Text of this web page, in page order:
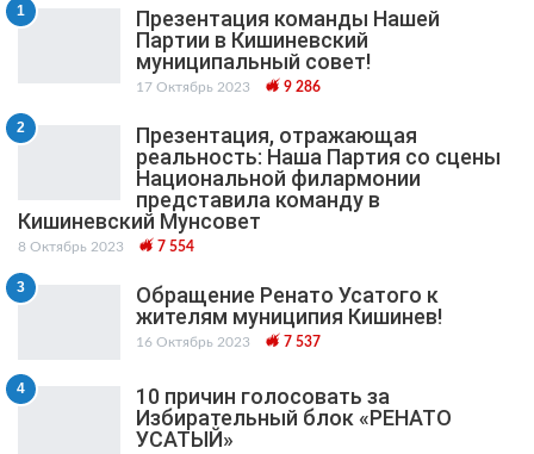
1
Презентация команды Нашей
Партии в Кишиневский
муниципальный cовет!
17 Октябрь 2023 9 286
2
Презентация, отражающая
реальность: Наша Партия со сцены
Национальной филармонии
представила команду в
Кишиневский Мунсовет
8 Октябрь 2023 7 554
3
Обращение Ренато Усатого к
жителям муниципия Кишинев!
16 Октябрь 2023 7 537
4
10 причин голосовать за
Избирательный блок «РЕНАТО
УСАТЫЙ»